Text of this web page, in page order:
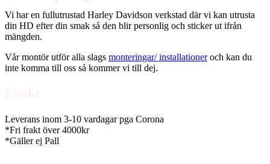
Vi har en fullutrustad Harley Davidson verkstad där vi kan utrusta
din HD efter din smak så den blir personlig och sticker ut ifrån
mängden.
Vår montör utför alla slags monteringar/ installationeroch kan du
inte komma till oss så kommer vi till dej.
Leverans inom 3-10 vardagar pga Corona
*Fri frakt över 4000kr
*Gäller ej Pall